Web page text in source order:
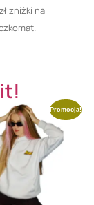
zniżki na
Promocja!